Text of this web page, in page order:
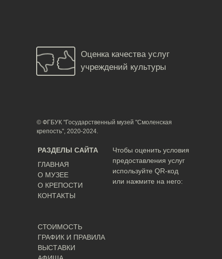
ГЛАВНАЯ
СТОИМОСТЬ
О МУЗЕЕ
О КРЕПОСТИ
КОНТАКТЫ
ГРАФИК И ПРАВИЛА
ВЫСТАВКИ
РАЗДЕЛЫ САЙТА
© ФГБУК "Государственный музей "Смоленская
крепость", 2020-2024.
Оценка качества услуг
учреждений культуры
Чтобы оценить условия
предоставления услуг
используйте QR-код
или нажмите на него: